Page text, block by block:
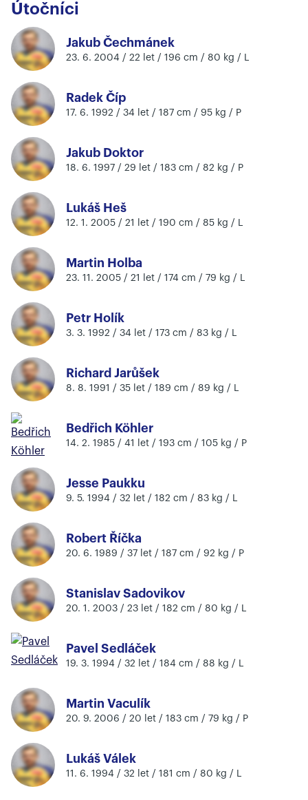
Útočníci
Jakub Čechmánek
23. 6. 2004 / 22 let / 196 cm / 80 kg / L
Radek Číp
17. 6. 1992 / 34 let / 187 cm / 95 kg / P
Jakub Doktor
18. 6. 1997 / 29 let / 183 cm / 82 kg / P
Lukáš Heš
12. 1. 2005 / 21 let / 190 cm / 85 kg / L
Martin Holba
23. 11. 2005 / 21 let / 174 cm / 79 kg / L
Petr Holík
3. 3. 1992 / 34 let / 173 cm / 83 kg / L
Richard Jarůšek
8. 8. 1991 / 35 let / 189 cm / 89 kg / L
Bedřich Köhler
14. 2. 1985 / 41 let / 193 cm / 105 kg / P
Jesse Paukku
9. 5. 1994 / 32 let / 182 cm / 83 kg / L
Robert Říčka
20. 6. 1989 / 37 let / 187 cm / 92 kg / P
Stanislav Sadovikov
20. 1. 2003 / 23 let / 182 cm / 80 kg / L
Pavel Sedláček
19. 3. 1994 / 32 let / 184 cm / 88 kg / L
Martin Vaculík
20. 9. 2006 / 20 let / 183 cm / 79 kg / P
Lukáš Válek
11. 6. 1994 / 32 let / 181 cm / 80 kg / L